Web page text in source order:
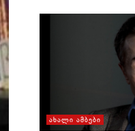
ᲐᲮᲐᲚᲘ ᲐᲛᲑᲔᲑᲘ